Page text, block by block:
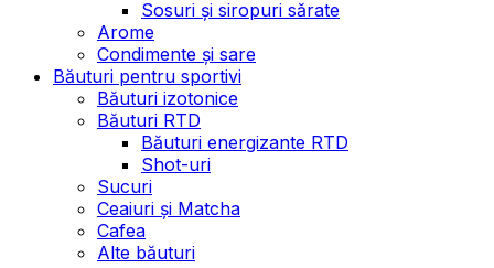
Sosuri și siropuri sărate
Arome
Condimente și sare
Băuturi pentru sportivi
Băuturi izotonice
Băuturi RTD
Băuturi energizante RTD
Shot-uri
Sucuri
Ceaiuri și Matcha
Cafea
Alte băuturi